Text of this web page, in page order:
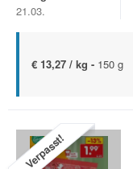
21.03.
€ 13,27 / kg - 150 g
Verpasst!